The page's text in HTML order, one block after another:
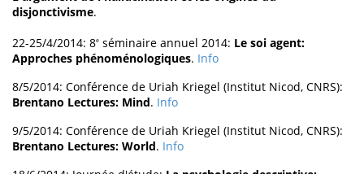
disjonctivisme.
22-25/4/2014: 8e séminaire annuel 2014: Le soi agent:
Approches phénoménologiques. Info
8/5/2014: Conférence de Uriah Kriegel (Institut Nicod, CNRS):
Brentano Lectures: Mind. Info
9/5/2014: Conférence de Uriah Kriegel (Institut Nicod, CNRS):
Brentano Lectures: World. Info